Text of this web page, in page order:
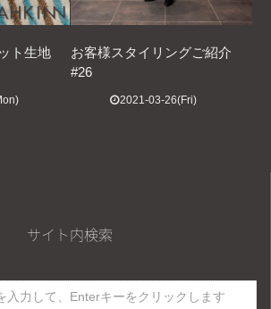
ト生地
お客様スタイリングご紹介
#26
2021-03-26(Fri)
サイト内検索